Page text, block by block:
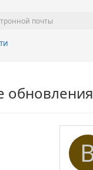
обновления